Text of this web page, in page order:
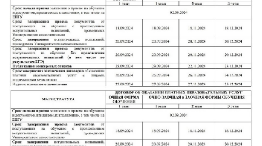
Выпускникам
Карьера
Институт дополнительного образования
Уровни образования
Среднее профессиональное образование
Высшее образование
Дополнительное образование